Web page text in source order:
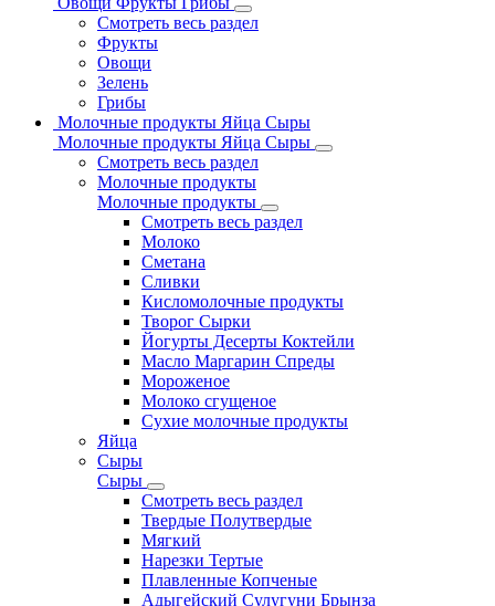
Смотреть весь раздел
Фрукты
Овощи
Зелень
Грибы
Молочные продукты Яйца Сыры
Молочные продукты Яйца Сыры
Смотреть весь раздел
Молочные продукты
Молочные продукты
Смотреть весь раздел
Молоко
Сметана
Сливки
Кисломолочные продукты
Творог Сырки
Йогурты Десерты Коктейли
Масло Маргарин Спреды
Мороженое
Молоко сгущеное
Сухие молочные продукты
Яйца
Сыры
Сыры
Смотреть весь раздел
Твердые Полутвердые
Мягкий
Нарезки Тертые
Плавленные Копченые
Адыгейский Сулугуни Брынза